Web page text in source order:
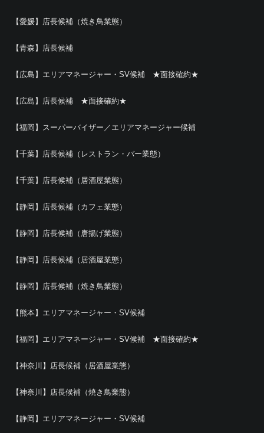
【愛媛】店長候補（焼き鳥業態）
【青森】店長候補
【広島】エリアマネージャー・SV候補 ★面接確約★
【広島】店長候補 ★面接確約★
【福岡】スーパーバイザー／エリアマネージャー候補
【千葉】店長候補（レストラン・バー業態）
【千葉】店長候補（居酒屋業態）
【静岡】店長候補（カフェ業態）
【静岡】店長候補（唐揚げ業態）
【静岡】店長候補（居酒屋業態）
【静岡】店長候補（焼き鳥業態）
【熊本】エリアマネージャー・SV候補
【福岡】エリアマネージャー・SV候補 ★面接確約★
【神奈川】店長候補（居酒屋業態）
【神奈川】店長候補（焼き鳥業態）
【静岡】エリアマネージャー・SV候補